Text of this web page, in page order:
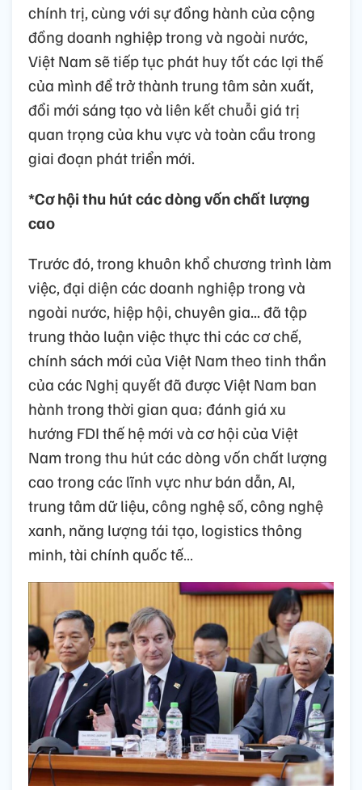
chính trị, cùng với sự đồng hành của cộng
đồng doanh nghiệp trong và ngoài nước,
Việt Nam sẽ tiếp tục phát huy tốt các lợi thế
của mình để trở thành trung tâm sản xuất,
đổi mới sáng tạo và liên kết chuỗi giá trị
quan trọng của khu vực và toàn cầu trong
giai đoạn phát triển mới.
*Cơ hội thu hút các dòng vốn chất lượng
cao
Trước đó, trong khuôn khổ chương trình làm
việc, đại diện các doanh nghiệp trong và
ngoài nước, hiệp hội, chuyên gia... đã tập
trung thảo luận việc thực thi các cơ chế,
chính sách mới của Việt Nam theo tinh thần
của các Nghị quyết đã được Việt Nam ban
hành trong thời gian qua; đánh giá xu
hướng FDI thế hệ mới và cơ hội của Việt
Nam trong thu hút các dòng vốn chất lượng
cao trong các lĩnh vực như bán dẫn, AI,
trung tâm dữ liệu, công nghệ số, công nghệ
xanh, năng lượng tái tạo, logistics thông
minh, tài chính quốc tế…